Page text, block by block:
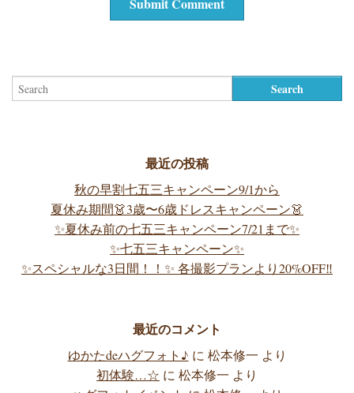
最近の投稿
秋の早割七五三キャンペーン9/1から
夏休み期間👗3歳〜6歳ドレスキャンペーン👗
✨夏休み前の七五三キャンペーン7/21まで✨
✨七五三キャンペーン✨
✨スペシャルな3日間！！✨ 各撮影プランより20%OFF‼️
最近のコメント
ゆかたdeハグフォト♪ に 松本修一 より
初体験…☆ に 松本修一 より